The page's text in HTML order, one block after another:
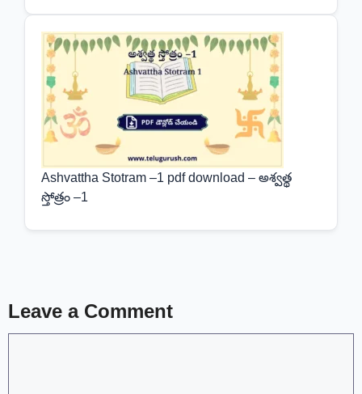
Ashvattha Stotram –1 pdf download – అశ్వత్థ
స్తోత్రం –1
Leave a Comment